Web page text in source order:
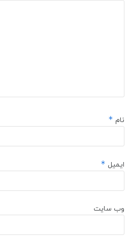
نام *
ایمیل *
وب‌ سایت